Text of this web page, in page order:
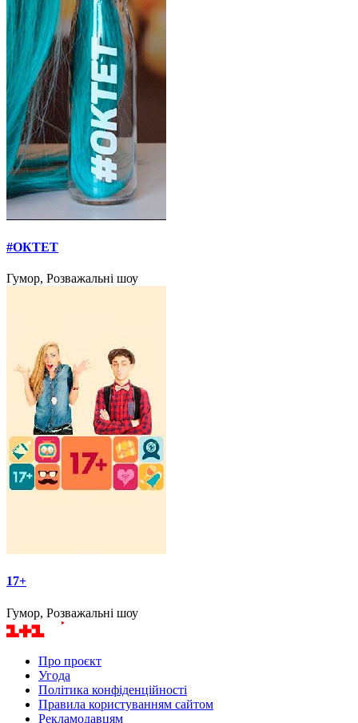
#ОКТЕТ
Гумор, Розважальні шоу
17+
Гумор, Розважальні шоу
Про проєкт
Угода
Політика конфіденційності
Правила користуванням сайтом
Рекламодавцям